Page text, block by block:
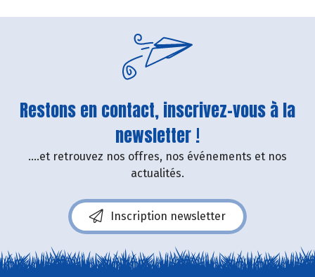
Restons en contact, inscrivez-vous à la
newsletter !
....et retrouvez nos offres, nos événements et nos
actualités.
Inscription newsletter